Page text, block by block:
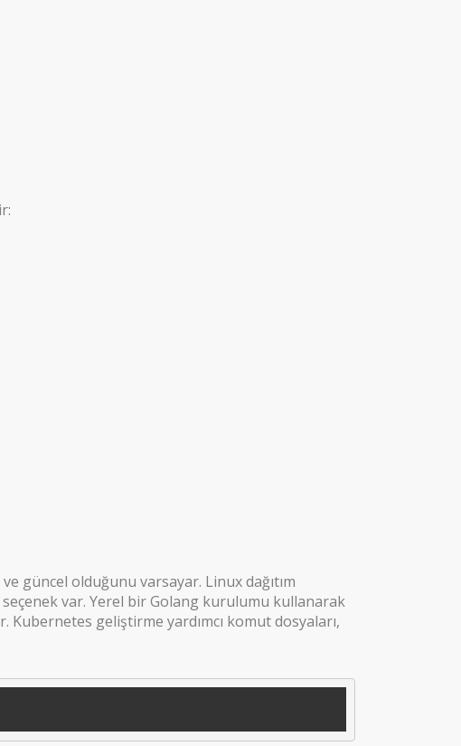
güncel olduğunu varsayar. Linux dağıtım
var. Yerel bir Golang kurulumu kullanarak
Kubernetes geliştirme yardımcı komut dosyaları,